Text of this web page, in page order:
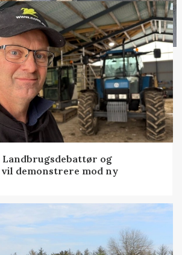
Landbrugsdebattør og
demonstrere mod ny